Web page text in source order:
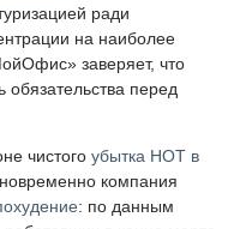
ради
на наиболее
заверяет, что
обязательства перед
чистого убытка НОТ в
компания
: по данным